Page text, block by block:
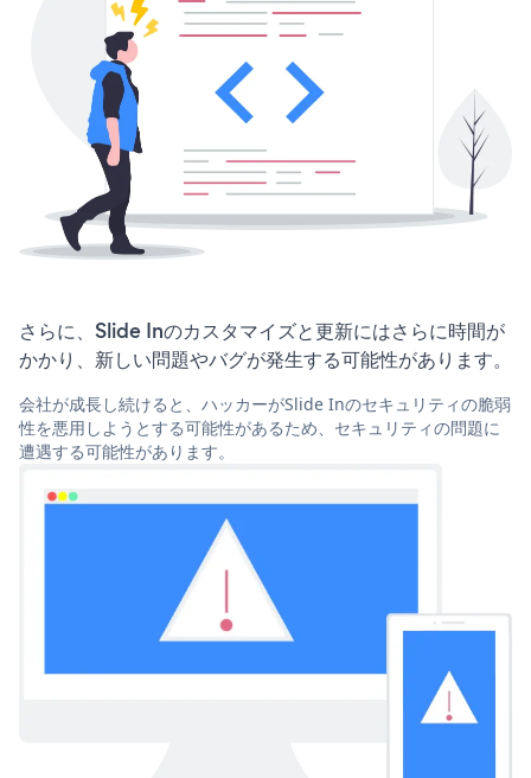
さらに、Slide Inのカスタマイズと更新にはさらに時間が
かかり、新しい問題やバグが発生する可能性があります。
会社が成長し続けると、ハッカーがSlide Inのセキュリティの脆弱
性を悪用しようとする可能性があるため、セキュリティの問題に
遭遇する可能性があります。